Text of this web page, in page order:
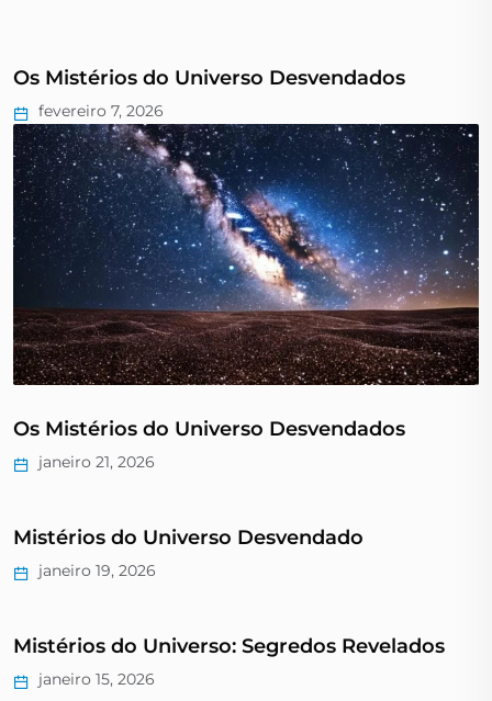
Os Mistérios do Universo Desvendados
fevereiro 7, 2026
Os Mistérios do Universo Desvendados
janeiro 21, 2026
Mistérios do Universo Desvendado
janeiro 19, 2026
Mistérios do Universo: Segredos Revelados
janeiro 15, 2026